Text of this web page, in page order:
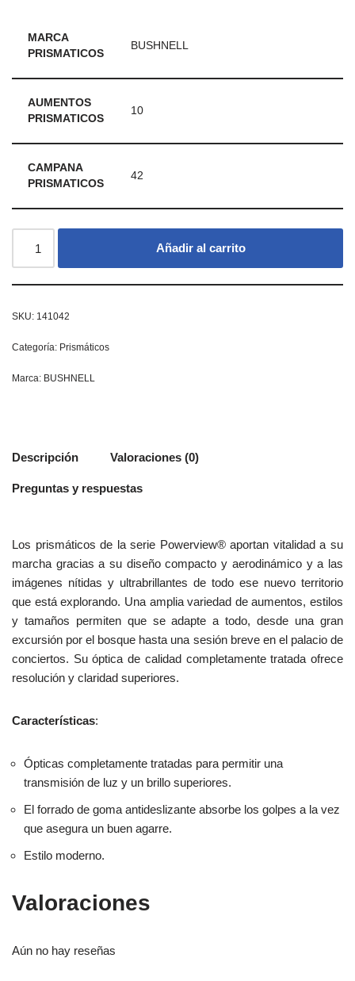
MARCA
PRISMATICOS
BUSHNELL
AUMENTOS
PRISMATICOS
10
CAMPANA
PRISMATICOS
42
Añadir al carrito
SKU: 141042
Categoría: Prismáticos
Marca: BUSHNELL
Descripción Valoraciones (0)
Preguntas y respuestas
Los prismáticos de la serie Powerview® aportan vitalidad a su
marcha gracias a su diseño compacto y aerodinámico y a las
imágenes nítidas y ultrabrillantes de todo ese nuevo territorio
que está explorando. Una amplia variedad de aumentos, estilos
y tamaños permiten que se adapte a todo, desde una gran
excursión por el bosque hasta una sesión breve en el palacio de
conciertos. Su óptica de calidad completamente tratada ofrece
resolución y claridad superiores.
Características:
Ópticas completamente tratadas para permitir una
transmisión de luz y un brillo superiores.
El forrado de goma antideslizante absorbe los golpes a la vez
que asegura un buen agarre.
Estilo moderno.
Valoraciones
Aún no hay reseñas